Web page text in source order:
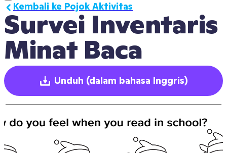
Survei Inventaris
Minat Baca
Kembali ke Pojok Aktivitas
Unduh (dalam bahasa Inggris)